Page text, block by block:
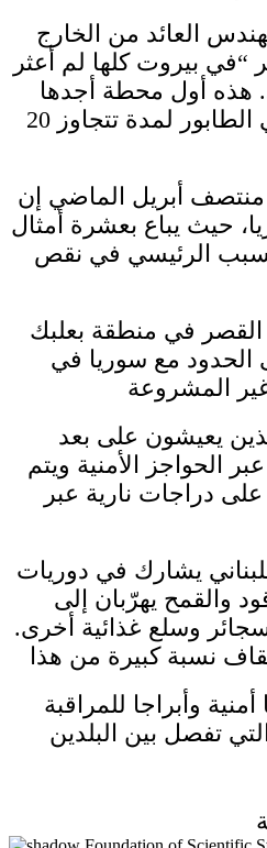
العائد من الخارج
“في بيروت كلها لم أعثر
هذه أول محطة أجدها
عاملة”. وكان واقفا في الطابور لمدة تتجاوز 20
أبريل الماضي إن
حيث يباع بعشرة أمثال
الرئيسي في نقص
في منطقة بعلبك
الحدود مع سوريا في
يعيشون على بعد
الحواجز الأمنية ويتم
دراجات نارية عبر
يشارك في دوريات
والقمح يهرّبان إلى
وسلع غذائية أخرى.
وأبراجا للمراقبة